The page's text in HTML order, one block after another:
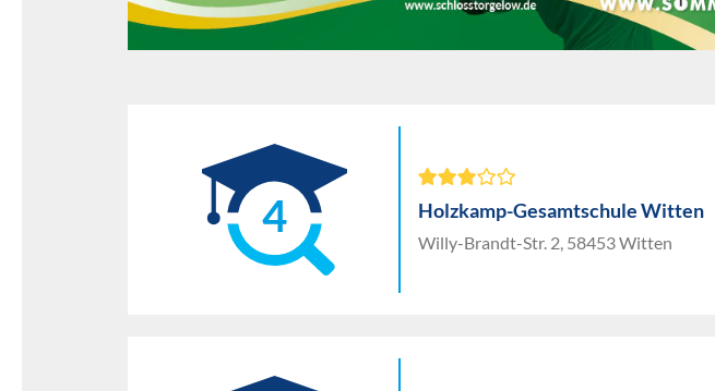
4 Holzkamp-Gesamtschule Witten
Willy-Brandt-Str. 2, 58453 Witten